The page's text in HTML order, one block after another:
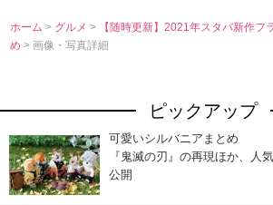
ホーム > グルメ>
【随時更新】2021年スタバ新作フ
め> 画像・写真詳細
ピックアップ
可愛いシルバニアまとめ
『鬼滅の刃』の再現ほか、人
公開